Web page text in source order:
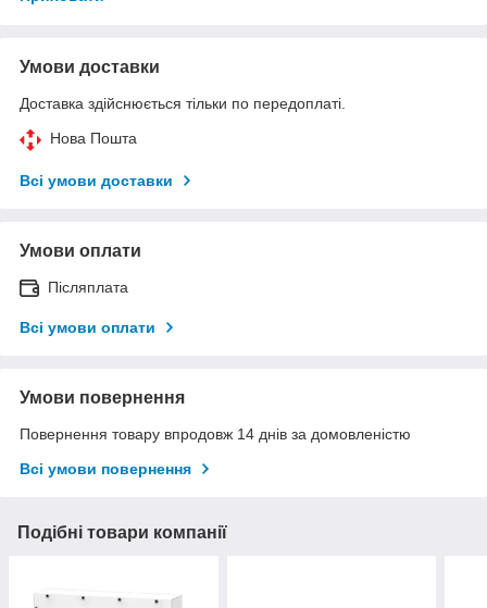
Умови доставки
Доставка здійснюється тільки по передоплаті.
Нова Пошта
Всі умови доставки
Умови оплати
Післяплата
Всі умови оплати
Умови повернення
Повернення товару впродовж 14 днів за домовленістю
Всі умови повернення
Подібні товари компанії